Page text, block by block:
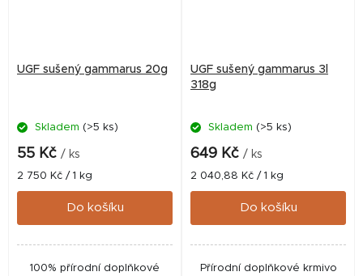
UGF sušený gammarus 20g
Skladem (>5 ks)
55 Kč / ks
Měrná
cena:
2 750 Kč / 1 kg
Do košíku
100% přírodní doplňkové
UGF sušený gammarus 3l
318g
Skladem (>5 ks)
649 Kč / ks
Měrná
cena:
2 040,88 Kč / 1 kg
Do košíku
Přírodní doplňkové krmivo